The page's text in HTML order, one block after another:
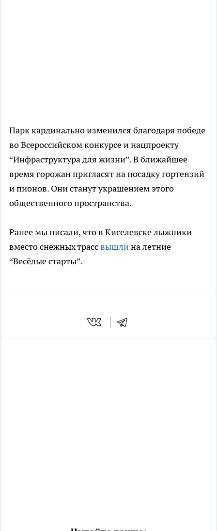
Парк кардинально изменился благодаря победе
во Всероссийском конкурсе и нацпроекту
“Инфраструктура для жизни”. В ближайшее
время горожан пригласят на посадку гортензий
и пионов. Они станут украшением этого
общественного пространства.
Ранее мы писали, что в Киселевске лыжники
вместо снежных трассвышлина летние
“Весёлые старты”.